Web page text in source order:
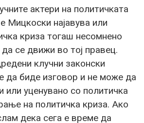
актери на политичката
Мицкоски најавува или
криза тогаш несомнено
се движи во тој правец.
клучни законски
да биде изговор и не може да
или уценувано со политичка
на политичка криза. Ако
дека сега е време да